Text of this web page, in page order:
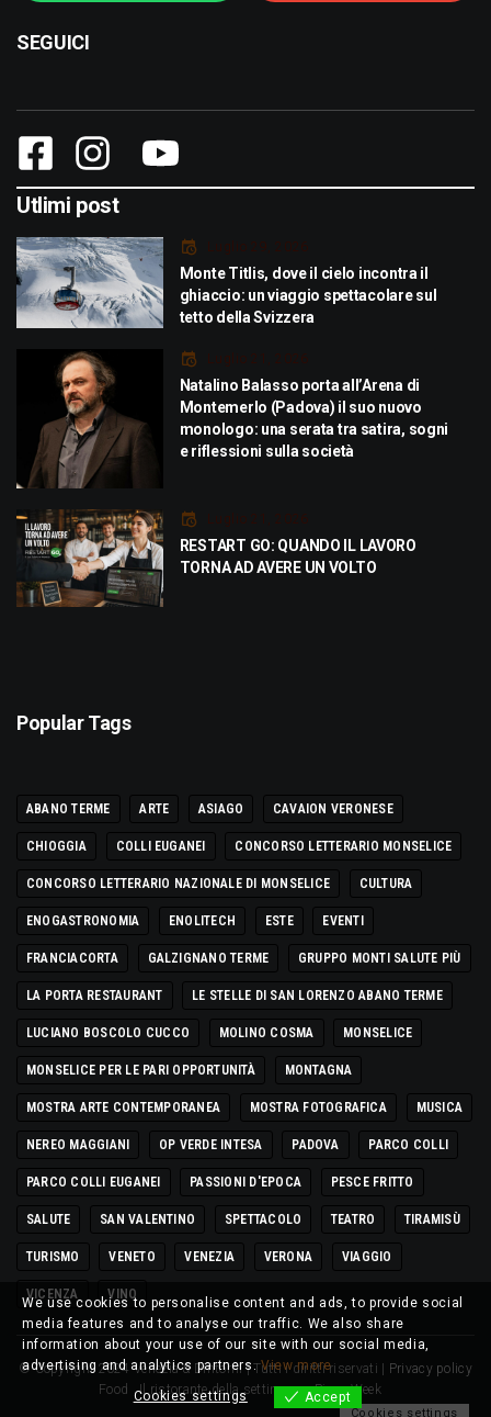
SEGUICI
Utlimi post
Luglio 29, 2026
Monte Titlis, dove il cielo incontra il
ghiaccio: un viaggio spettacolare sul
tetto della Svizzera
Luglio 21, 2026
Natalino Balasso porta all’Arena di
Montemerlo (Padova) il suo nuovo
monologo: una serata tra satira, sogni
e riflessioni sulla società
Luglio 21, 2026
RESTART GO: QUANDO IL LAVORO
TORNA AD AVERE UN VOLTO
Popular Tags
ABANO TERME ARTE ASIAGO CAVAION VERONESE
CHIOGGIA COLLI EUGANEI CONCORSO LETTERARIO MONSELICE
CONCORSO LETTERARIO NAZIONALE DI MONSELICE CULTURA
ENOGASTRONOMIA ENOLITECH ESTE EVENTI
FRANCIACORTA GALZIGNANO TERME GRUPPO MONTI SALUTE PIÙ
LA PORTA RESTAURANT LE STELLE DI SAN LORENZO ABANO TERME
LUCIANO BOSCOLO CUCCO MOLINO COSMA MONSELICE
MONSELICE PER LE PARI OPPORTUNITÀ MONTAGNA
MOSTRA ARTE CONTEMPORANEA MOSTRA FOTOGRAFICA MUSICA
NEREO MAGGIANI OP VERDE INTESA PADOVA PARCO COLLI
PARCO COLLI EUGANEI PASSIONI D'EPOCA PESCE FRITTO
SALUTE SAN VALENTINO SPETTACOLO TEATRO TIRAMISÙ
TURISMO VENETO VENEZIA VERONA VIAGGIO
VICENZA VINO
© Copyright 2024 Venezia & Dintorni | Tutti i diritti riservati |
Privacy policy
Food
Il ristorante della settimana Pizza Week
We use cookies to personalise content and ads, to provide social
media features and to analyse our traffic. We also share
information about your use of our site with our social media,
advertising and analytics partners.View more
Cookies settings
Accept
Cookies settings